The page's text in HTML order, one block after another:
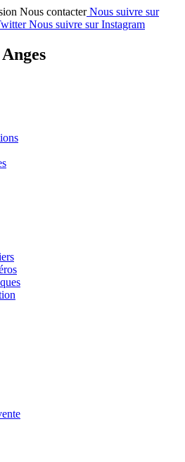
Nous contacter Nous suivre sur
Nous suivre sur Instagram